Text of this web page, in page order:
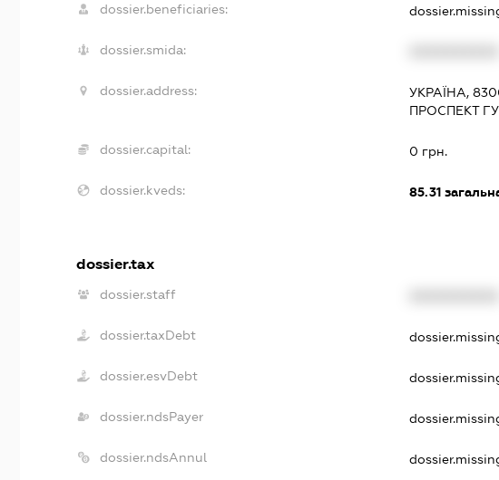
dossier.beneficiaries:
dossier.smida:
dossier.address:
УКРАЇНА,
ПРОСПЕКТ
dossier.capital: 0 грн.
dossier.kveds: 85.31
dossier.tax
dossier.staff
dossier.taxDebt
dossier.esvDebt
dossier.ndsPayer
dossier.ndsAnnul